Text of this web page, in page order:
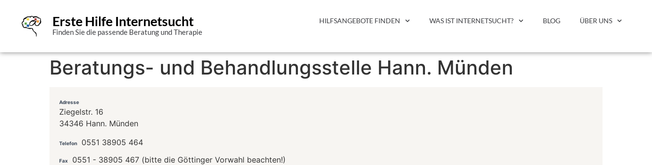
Erste Hilfe Internetsucht
Finden Sie die passende Beratung und Therapie
HILFSANGEBOTE FINDEN WAS IST INTERNETSUCHT? BLOG ÜBER UNS
Beratungs- und Behandlungsstelle Hann. Münden
Adresse
Ziegelstr. 16
34346 Hann. Münden
Telefon 0551 38905 464
Fax 0551 - 38905 467 (bitte die Göttinger Vorwahl beachten!)